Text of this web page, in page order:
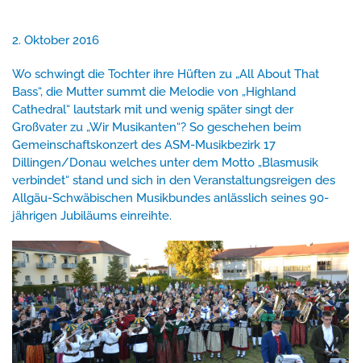
2. Oktober 2016
Wo schwingt die Tochter ihre Hüften zu „All About That
Bass“, die Mutter summt die Melodie von „Highland
Cathedral“ lautstark mit und wenig später singt der
Großvater zu „Wir Musikanten“? So geschehen beim
Gemeinschaftskonzert des ASM-Musikbezirk 17
Dillingen/Donau welches unter dem Motto „Blasmusik
verbindet“ stand und sich in den Veranstaltungsreigen des
Allgäu-Schwäbischen Musikbundes anlässlich seines 90-
jährigen Jubiläums einreihte.